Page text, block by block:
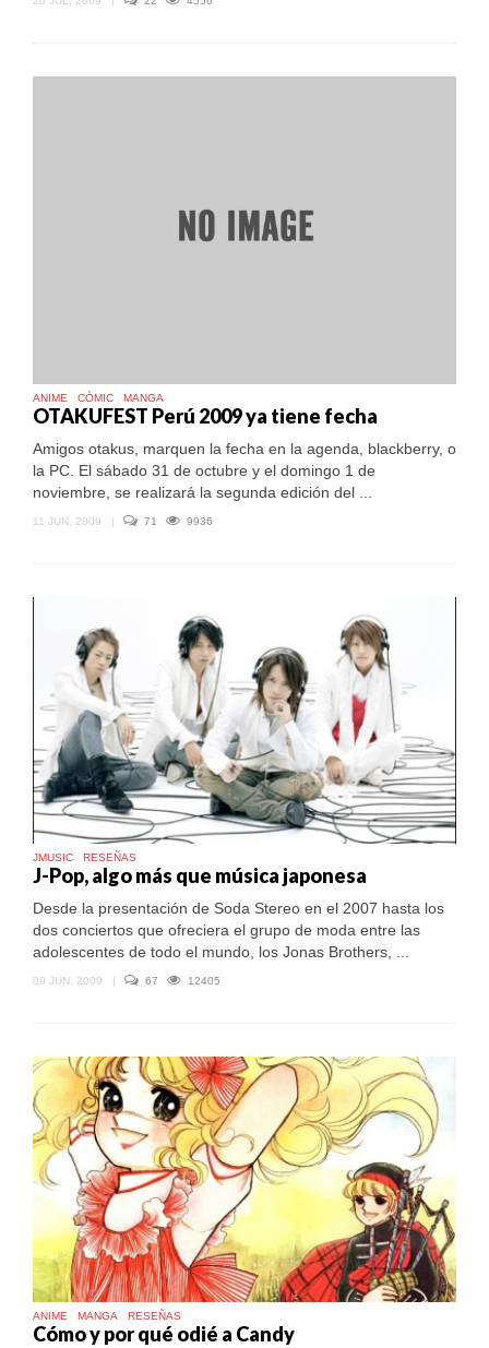
ANIME CÓMIC MANGA
OTAKUFEST Perú 2009 ya tiene fecha
Amigos otakus, marquen la fecha en la agenda, blackberry, o
la PC. El sábado 31 de octubre y el domingo 1 de
noviembre, se realizará la segunda edición del ...
11 JUN, 2009 | 71 9936
JMUSIC RESEÑAS
J-Pop, algo más que música japonesa
Desde la presentación de Soda Stereo en el 2007 hasta los
dos conciertos que ofreciera el grupo de moda entre las
adolescentes de todo el mundo, los Jonas Brothers, ...
09 JUN, 2009 | 67 12405
ANIME MANGA RESEÑAS
Cómo y por qué odié a Candy